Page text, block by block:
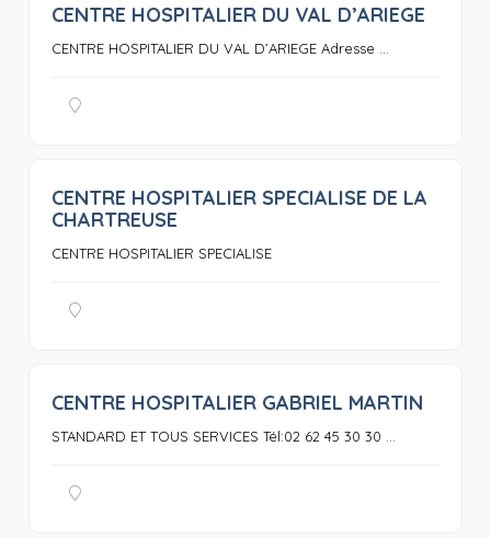
0
CENTRE HOSPITALIER DU VAL D’ARIEGE
CENTRE HOSPITALIER DU VAL D’ARIEGE Adresse ...
0
CENTRE HOSPITALIER SPECIALISE DE LA
CHARTREUSE
CENTRE HOSPITALIER SPECIALISE
CENTRE HOSPITALIER GABRIEL MARTIN
STANDARD ET TOUS SERVICES Tél:02 62 45 30 30 ...